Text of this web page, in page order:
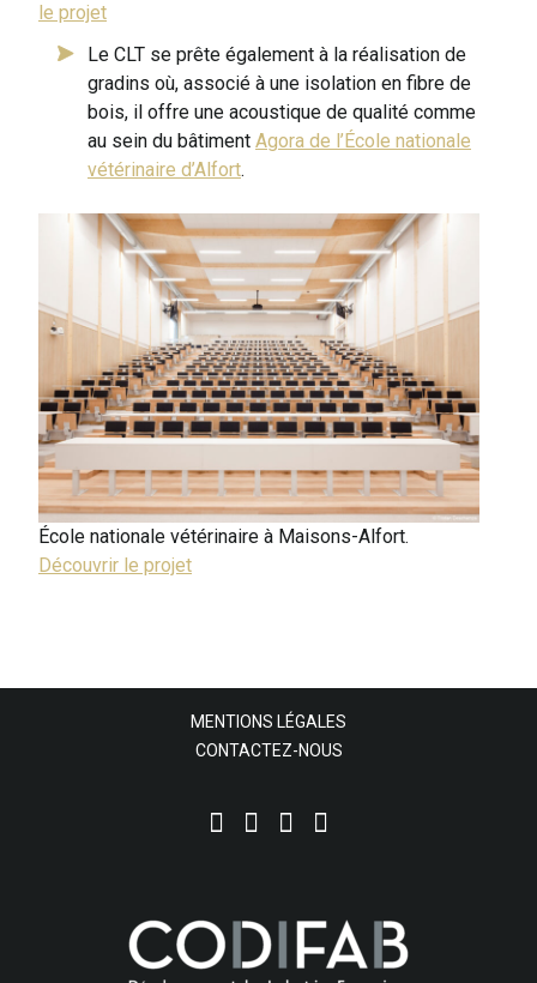
le projet
Le CLT se prête également à la réalisation de
gradins où, associé à une isolation en fibre de
bois, il offre une acoustique de qualité comme
au sein du bâtiment Agora de l’École nationale
vétérinaire d’Alfort.
École nationale vétérinaire à Maisons-Alfort.
Découvrir le projet
MENTIONS LÉGALES
CONTACTEZ-NOUS